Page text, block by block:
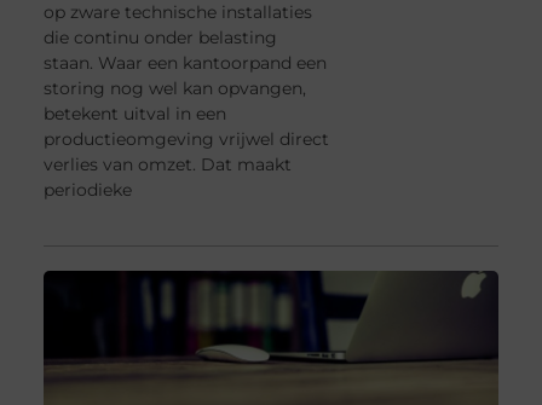
op zware technische installaties
die continu onder belasting
staan. Waar een kantoorpand een
storing nog wel kan opvangen,
betekent uitval in een
productieomgeving vrijwel direct
verlies van omzet. Dat maakt
periodieke